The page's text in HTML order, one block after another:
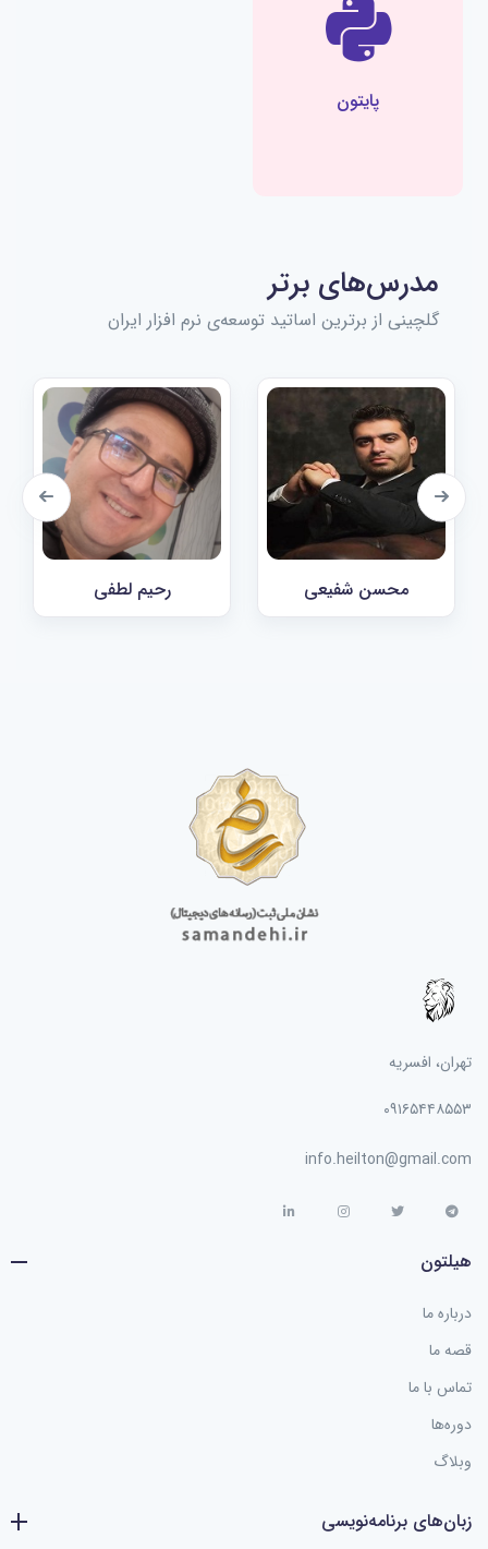
پایتون
مدرس‌های برتر
گلچینی از برترین اساتید توسعه‌ی نرم افزار ایران
رحیم لطفی محسن شفیعی
تهران، افسریه
۰۹۱۶۵۴۴۸۵۵۳
info.heilton@gmail.com
هیلتون
درباره ما
قصه ما
تماس با ما
دوره‌ها
وبلاگ
زبان‌های برنامه‌نویسی